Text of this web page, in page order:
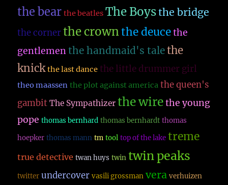
the bear the beatles The Boysthe bridge
the corner the crownthe deuce the
gentlemen the handmaid's talethe
knick the last dance the little drummer girl
theo maassen the plot against america the queen's
gambit The Sympathizer the wire the young
pope thomas bernhard thomas bernhardt thomas
hoepker thomas mann tm tool top of the lake treme
true detective twan huys twin twin peaks
twitter undercover vasili grossman vera verhuizen